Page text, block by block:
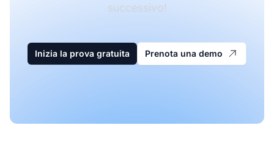
successivo!
Inizia la prova gratuita Prenota una demo